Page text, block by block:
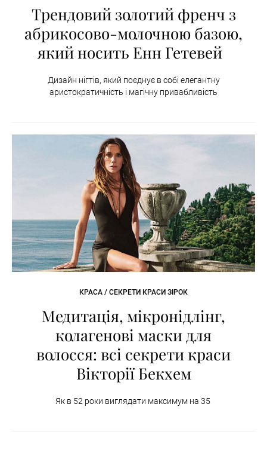
Трендовий золотий френч з
абрикосово-молочною базою,
який носить Енн Гетевей
Дизайн нігтів, який поєднує в собі елегантну
аристократичність і магічну привабливість
КРАСА / СЕКРЕТИ КРАСИ ЗІРОК
Медитація, мікронідлінг,
колагенові маски для
волосся: всі секрети краси
Вікторії Бекхем
Як в 52 роки виглядати максимум на 35